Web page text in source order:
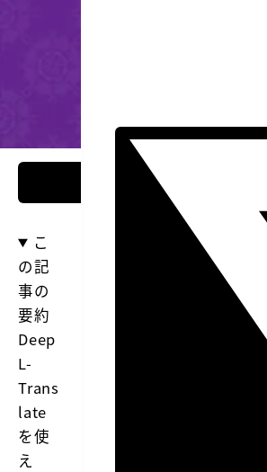
こ
の記
事の
要約
Deep
L-
Trans
late
を使
え